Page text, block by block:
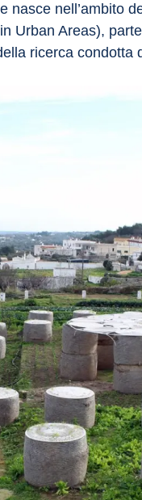
nasce nell’ambito
Urban Areas),
ricerca condotta